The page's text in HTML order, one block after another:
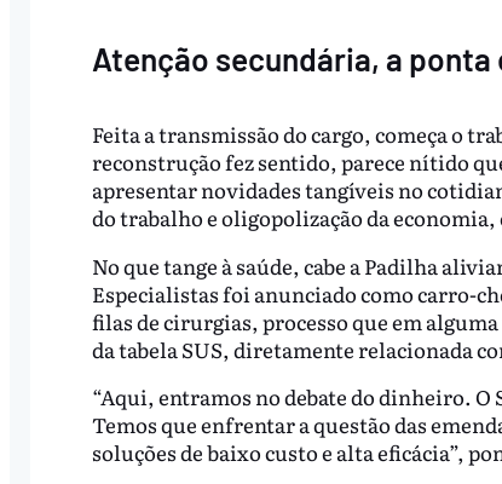
Atenção secundária, a ponta
Feita a transmissão do cargo, começa o
reconstrução fez sentido, parece nítido
apresentar novidades tangíveis no
do trabalho e oligopolização da
No que tange à saúde, cabe a Padilha
Especialistas foi anunciado como carro-
filas de cirurgias, processo que em
da tabela SUS, diretamente relacionada
“Aqui, entramos no debate do dinheiro. O
Temos que enfrentar a questão das
soluções de baixo custo e alta eficácia”,